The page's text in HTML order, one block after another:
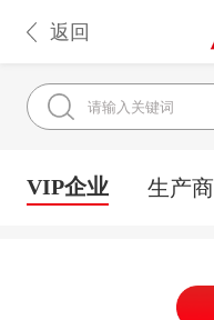
返回
VIP企业 生产商